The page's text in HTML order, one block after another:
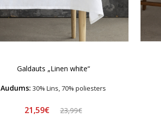
Galdauts „Linen white“
Audums: 30% Lins, 70% poliesters
21,59€ 23,99€